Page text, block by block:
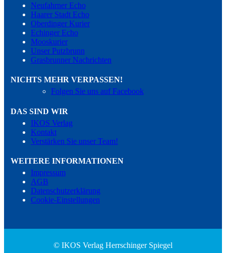
Neufahrner Echo
Haarer Stadt Echo
Oberdinger Kurier
Echinger Echo
Mooskurier
Unser Putzbrunn
Grasbrunner Nachrichten
NICHTS MEHR VERPASSEN!
Folgen Sie uns auf Facebook
DAS SIND WIR
IKOS Verlag
Kontakt
Verstärken Sie unser Team!
WEITERE INFORMATIONEN
Impressum
AGB
Datenschutzerklärung
Cookie-Einstellungen
© IKOS Verlag Herrschinger Spiegel